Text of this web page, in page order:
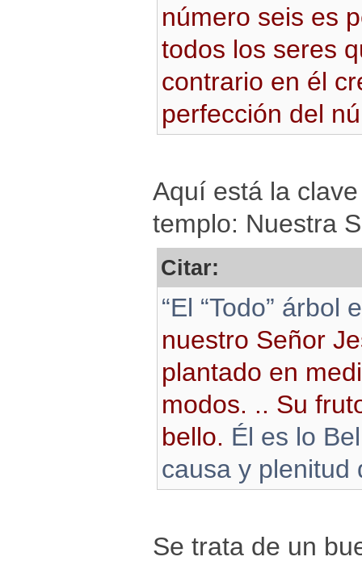
número seis es
todos los seres
contrario en él
perfección del
Aquí está la
templo: Nuestra
Citar:
“El “Todo”
nuestro Señor
plantado en
modos. .. Su
bello. Él es lo
causa y plenitud
Se trata de un